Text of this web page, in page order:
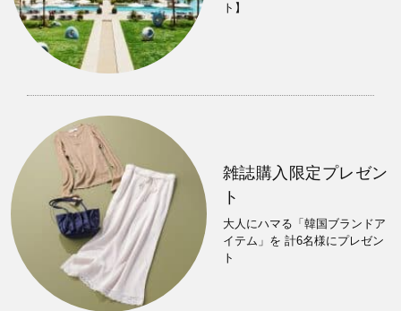
ト】
雑誌購入限定プレゼン
ト
大人にハマる「韓国ブランドア
イテム」を 計6名様にプレゼン
ト